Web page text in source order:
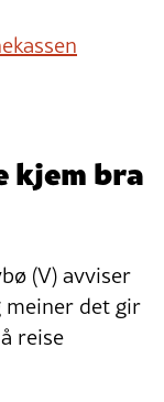
kjem bra
(V) avviser
meiner det gir
reise